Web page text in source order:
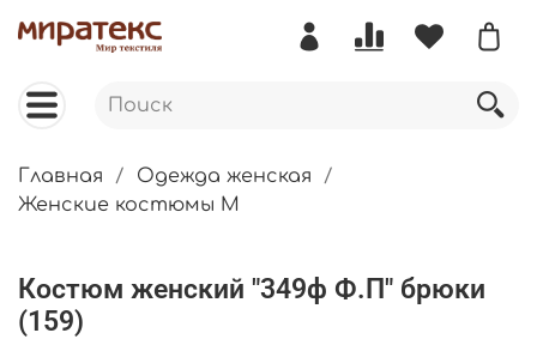
Главная
Одежда женская
Женские костюмы М
Костюм женский "349ф Ф.П" брюки
(159)